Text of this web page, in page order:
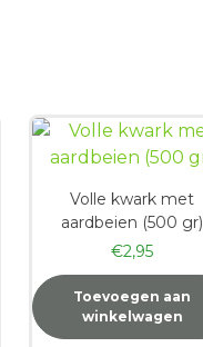
Volle kwark met
aardbeien (500 gr)
€2,95
Toevoegen aan
winkelwagen